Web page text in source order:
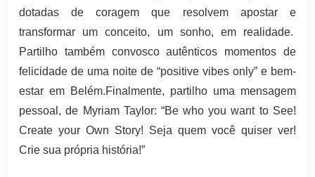
dotadas de coragem que resolvem apostar e
transformar um conceito, um sonho, em realidade.
Partilho também convosco autênticos momentos de
felicidade de uma noite de “positive vibes only” e bem-
estar em Belém.Finalmente, partilho uma mensagem
pessoal, de Myriam Taylor: “Be who you want to See!
Create your Own Story! Seja quem você quiser ver!
Crie sua própria história!”